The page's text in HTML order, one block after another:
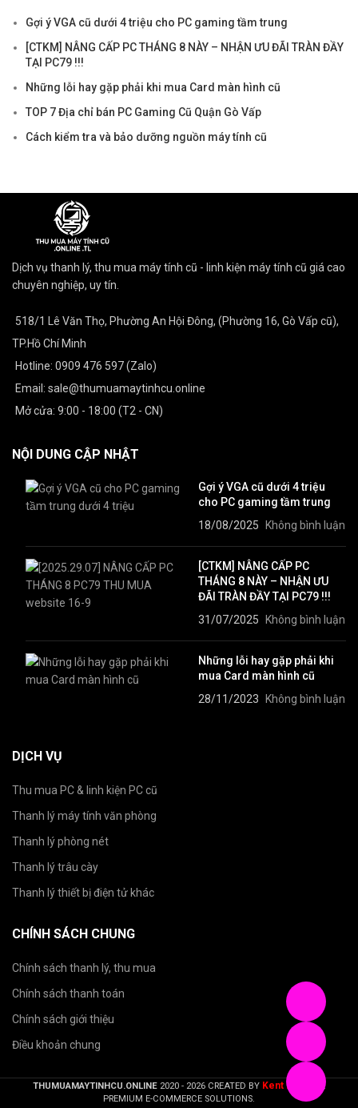
Gợi ý VGA cũ dưới 4 triệu cho PC gaming tầm trung
[CTKM] NÂNG CẤP PC THÁNG 8 NÀY – NHẬN ƯU ĐÃI TRÀN ĐẦY
TẠI PC79 !!!
Những lỗi hay gặp phải khi mua Card màn hình cũ
TOP 7 Địa chỉ bán PC Gaming Cũ Quận Gò Vấp
Cách kiểm tra và bảo dưỡng nguồn máy tính cũ
Dịch vụ thanh lý, thu mua máy tính cũ - linh kiện máy tính cũ giá cao
chuyên nghiệp, uy tín.
518/1 Lê Văn Thọ, Phường An Hội Đông, (Phường 16, Gò Vấp cũ),
TP.Hồ Chí Minh
Hotline: 0909 476 597 (Zalo)
Email: sale@thumuamaytinhcu.online
Mở cửa: 9:00 - 18:00 (T2 - CN)
NỘI DUNG CẬP NHẬT
Gợi ý VGA cũ dưới 4 triệu
cho PC gaming tầm trung
18/08/2025
Không bình luận
[CTKM] NÂNG CẤP PC
THÁNG 8 NÀY – NHẬN ƯU
ĐÃI TRÀN ĐẦY TẠI PC79 !!!
31/07/2025
Không bình luận
Những lỗi hay gặp phải khi
mua Card màn hình cũ
28/11/2023
Không bình luận
DỊCH VỤ
Thu mua PC & linh kiện PC cũ
Thanh lý máy tính văn phòng
Thanh lý phòng nét
Thanh lý trâu cày
Thanh lý thiết bị điện tử khác
CHÍNH SÁCH CHUNG
Chính sách thanh lý, thu mua
Chính sách thanh toán
Chính sách giới thiệu
Điều khoản chung
THUMUAMAYTINHCU.ONLINE 2020 - 2026 CREATED BY Kent Nguyen
.
PREMIUM E-COMMERCE SOLUTIONS.